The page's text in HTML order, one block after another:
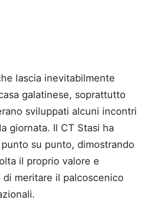
lascia inevitabilmente
galatinese, soprattutto
sviluppati alcuni incontri
giornata. Il CT Stasi ha
su punto, dimostrando
il proprio valore e
di meritare il palcoscenico